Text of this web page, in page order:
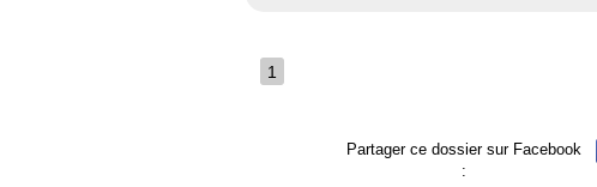
1
Partager ce dossier sur Facebook
: